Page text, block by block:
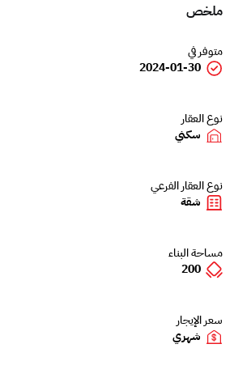
ملخص
متوفر في
2024-01-30
نوع العقار
سكني
نوع العقار الفرعي
شقة
مساحة البناء
200
سعر الإيجار
شهري